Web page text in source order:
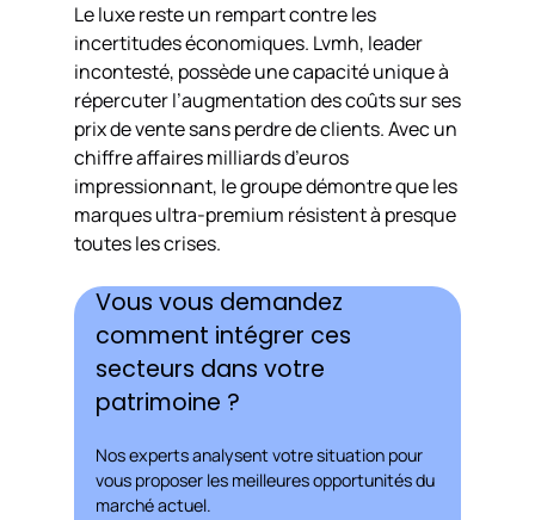
Le luxe reste un rempart contre les
incertitudes économiques. Lvmh, leader
incontesté, possède une capacité unique à
répercuter l’augmentation des coûts sur ses
prix de vente sans perdre de clients. Avec un
chiffre affaires milliards d’euros
impressionnant, le groupe démontre que les
marques ultra-premium résistent à presque
toutes les crises.
Vous vous demandez
comment intégrer ces
secteurs dans votre
patrimoine ?
Nos experts analysent votre situation pour
vous proposer les meilleures opportunités du
marché actuel.